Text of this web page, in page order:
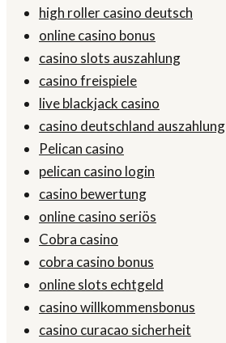
high roller casino deutsch
online casino bonus
casino slots auszahlung
casino freispiele
live blackjack casino
casino deutschland auszahlung
Pelican casino
pelican casino login
casino bewertung
online casino seriös
Cobra casino
cobra casino bonus
online slots echtgeld
casino willkommensbonus
casino curacao sicherheit